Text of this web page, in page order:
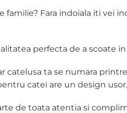
familie? Fara indoiala iti vei
perfecta de a scoate
catelusa ta se numara
catei are un design
de toata atentia si